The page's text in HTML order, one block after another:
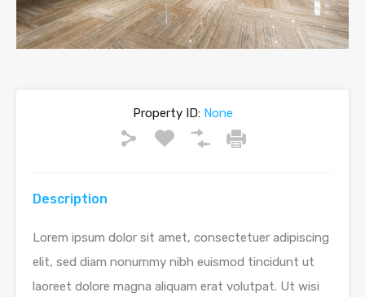
Property ID:None
Description
Lorem ipsum dolor sit amet, consectetuer adipiscing
elit, sed diam nonummy nibh euismod tincidunt ut
laoreet dolore magna aliquam erat volutpat. Ut wisi